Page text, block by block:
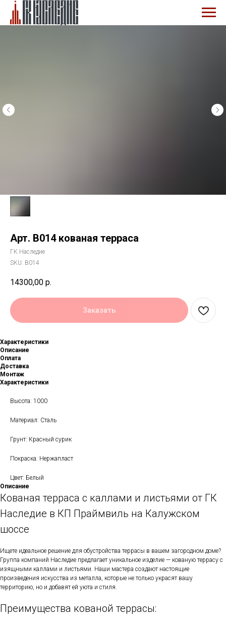
Арт. B014 кованая терраса
ГК Наследие
SKU: B014
14300,00 р.
Заказать
Характеристики
Описание
Оплата
Доставка
Монтаж
Характеристики
Высота: 1000
Материал: Сталь
Грунт: Красный сурик
Покраска: Нержапласт
Цвет: Белый
Описание
Кованая терраса с каллами и листьями от ГК
Наследие в КП Праймвиль на Калужском
шоссе
Ищете идеальное решение для обустройства террасы в вашем загородном доме?
Группа компаний Наследие предлагает уникальное изделие — кованую террасу с
изящными каллами и листьями. Наши мастера создают настоящие
произведения искусства из металла, которые не только украсят вашу
территорию, но и добавят ей уюта и стиля.
Преимущества кованой террасы: